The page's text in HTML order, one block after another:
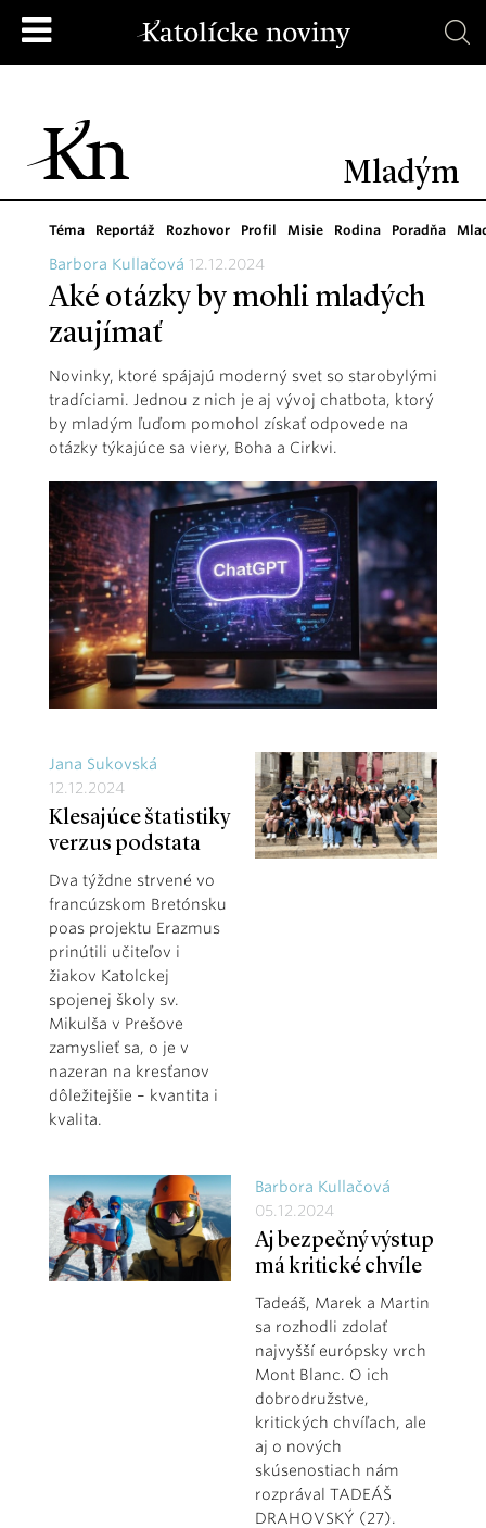
Mladým
Téma Reportáž Rozhovor Profil Misie Rodina Poradňa
Barbora Kullačová 12.12.2024
Aké otázky by mohli mladých
zaujímať
Novinky, ktoré spájajú moderný svet so starobylými
tradíciami. Jednou z nich je aj vývoj chatbota, ktorý
by mladým ľuďom pomohol získať odpovede na
otázky týkajúce sa viery, Boha a Cirkvi.
Jana Sukovská
12.12.2024
Klesajúce štatistiky
verzus podstata
Dva týždne strvené vo
francúzskom Bretónsku
poas projektu Erazmus
prinútili učiteľov i
žiakov Katolckej
spojenej školy sv.
Mikulša v Prešove
zamyslieť sa, o je v
nazeran na kresťanov
dôležitejšie – kvantita i
kvalita.
Barbora Kullačová
05.12.2024
Aj bezpečný výstup
má kritické chvíle
Tadeáš, Marek a Martin
sa rozhodli zdolať
najvyšší európsky vrch
Mont Blanc. O ich
dobrodružstve,
kritických chvíľach, ale
aj o nových
skúsenostiach nám
rozprával TADEÁŠ
DRAHOVSKÝ (27).